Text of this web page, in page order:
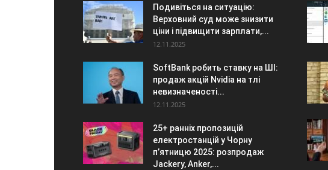
Подивіться на ситуацію:
Верховний суд може знизити
ціни і підвищити зарплати,...
12.11.2025
SoftBank робить ставку на ШІ:
продаж акцій Nvidia на тлі
невизначеності...
12.11.2025
25+ ранніх пропозицій
електростанцій у Чорну
п’ятницю 2025: розпродаж
Jackery, Anker,...